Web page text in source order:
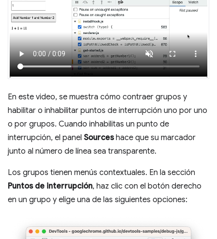
En este video, se muestra cómo contraer grupos y
habilitar o inhabilitar puntos de interrupción uno por uno
o por grupos. Cuando inhabilitas un punto de
interrupción, el panel Sourceshace que su marcador
junto al número de línea sea transparente.
Los grupos tienen menús contextuales. En la sección
Puntos de interrupción, haz clic con el botón derecho
en un grupo y elige una de las siguientes opciones: